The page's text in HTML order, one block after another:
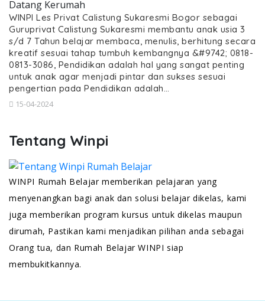
Datang Kerumah
WINPI Les Privat Calistung Sukaresmi Bogor sebagai
Guruprivat Calistung Sukaresmi membantu anak usia 3
s/d 7 Tahun belajar membaca, menulis, berhitung secara
kreatif sesuai tahap tumbuh kembangnya &#9742; 0818-
0813-3086, Pendidikan adalah hal yang sangat penting
untuk anak agar menjadi pintar dan sukses sesuai
pengertian pada Pendidikan adalah…
15-04-2024
Tentang Winpi
WINPI Rumah Belajar memberikan pelajaran yang
menyenangkan bagi anak dan solusi belajar dikelas, kami
juga memberikan program kursus untuk dikelas maupun
dirumah, Pastikan kami menjadikan pilihan anda sebagai
Orang tua, dan Rumah Belajar WINPI siap
membukitkannya.